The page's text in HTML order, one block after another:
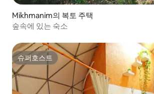
Mikhmanim의 복토 주택
숲속에 있는 숙소
슈퍼호스트
슈퍼호스트